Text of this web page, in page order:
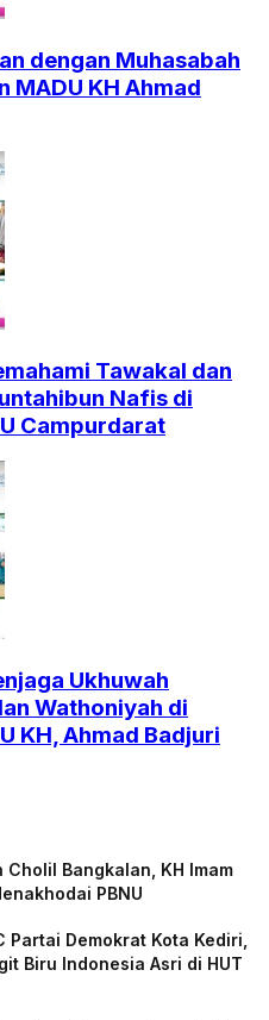
dengan Muhasabah
MADU KH Ahmad
Tawakal dan
Nafis di
Campurdarat
Ukhuwah
Wathoniyah di
KH, Ahmad Badjuri
Bangkalan, KH Imam
PBNU
Partai Demokrat Kota Kediri,
Biru Indonesia Asri di HUT